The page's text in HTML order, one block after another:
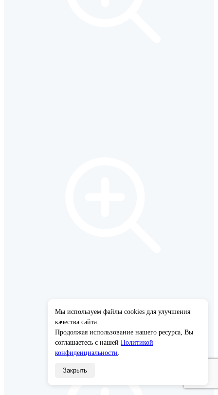
Мы используем файлы cookies для улучшения
качества сайта.
Продолжая использование нашего ресурса, Вы
соглашаетесь с нашей Политикой
конфиденциальности.
Закрыть